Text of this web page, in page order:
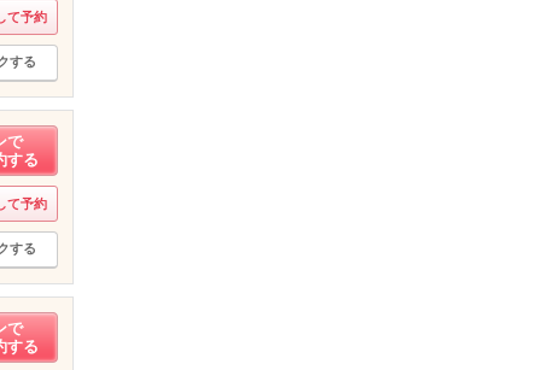
て予約
する
で
する
て予約
する
で
する